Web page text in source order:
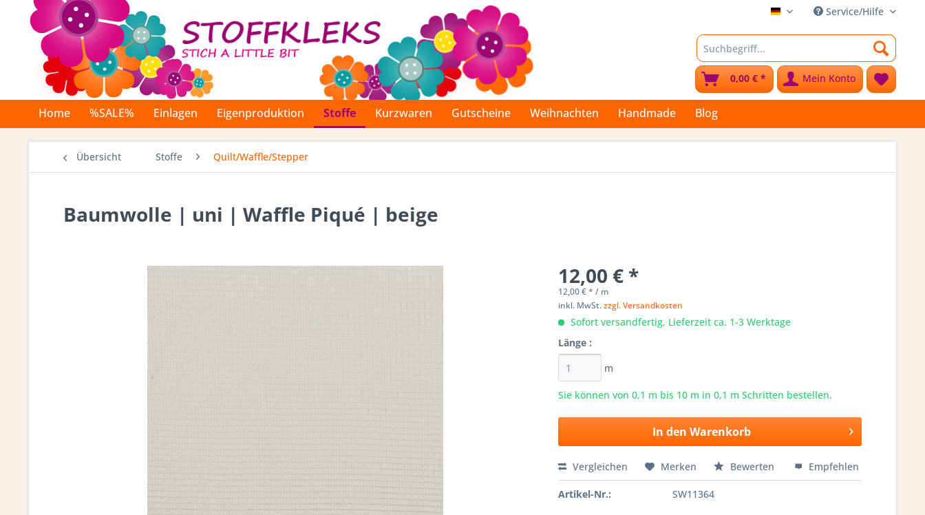
Stoffkleks Service/Hilfe
Mein Konto
0,00 € *
Home %SALE% Einlagen Eigenproduktion Stoffe Kurzwaren Gutscheine Weihnachten Handmade Blog
Übersicht Stoffe Quilt/Waffle/Stepper
Baumwolle | uni | Waffle Piqué | beige
12,00 € *
12,00 € * / m
inkl. MwSt.zzgl. Versandkosten
Sofort versandfertig, Lieferzeit ca. 1-3 Werktage
Länge :
m
Sie können von 0,1 m bis 10 m in 0,1 m Schritten bestellen.
In den Warenkorb
Vergleichen Merken Bewerten Empfehlen
Artikel-Nr.: SW11364